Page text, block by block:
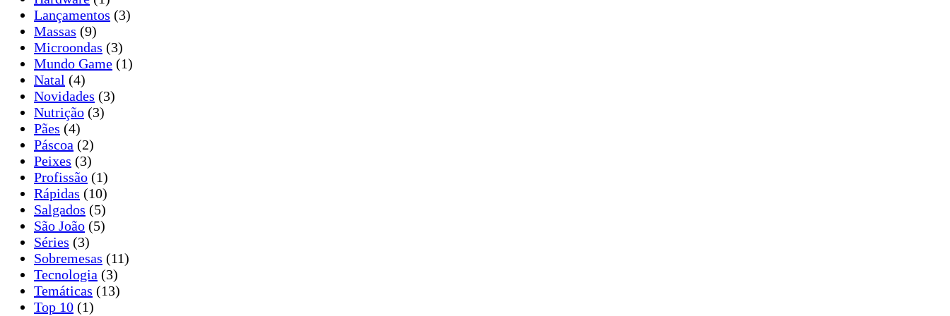
Lançamentos (3)
Massas (9)
Microondas (3)
Mundo Game (1)
Natal (4)
Novidades (3)
Nutrição (3)
Pães (4)
Páscoa (2)
Peixes (3)
Profissão (1)
Rápidas (10)
Salgados (5)
São João (5)
Séries (3)
Sobremesas (11)
Tecnologia (3)
Temáticas (13)
Top 10 (1)